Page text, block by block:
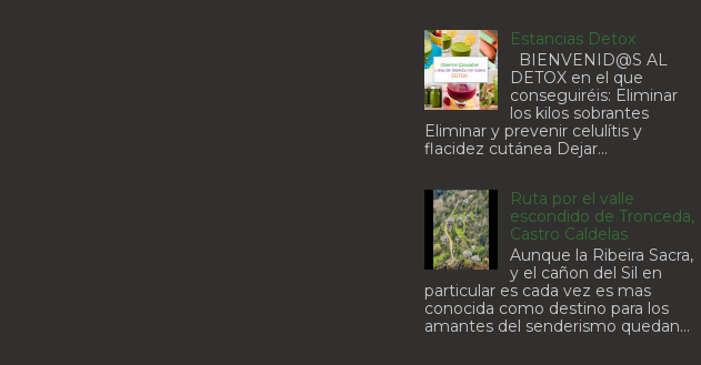
Estancias Detox
BIENVENID@S AL
DETOX en el que
conseguiréis: Eliminar
los kilos sobrantes
Eliminar y prevenir celulítis y
flacidez cutánea Dejar...
Ruta por el valle
escondido de Tronceda,
Castro Caldelas
Aunque la Ribeira Sacra,
y el cañon del Sil en
particular es cada vez es mas
conocida como destino para los
amantes del senderismo quedan...